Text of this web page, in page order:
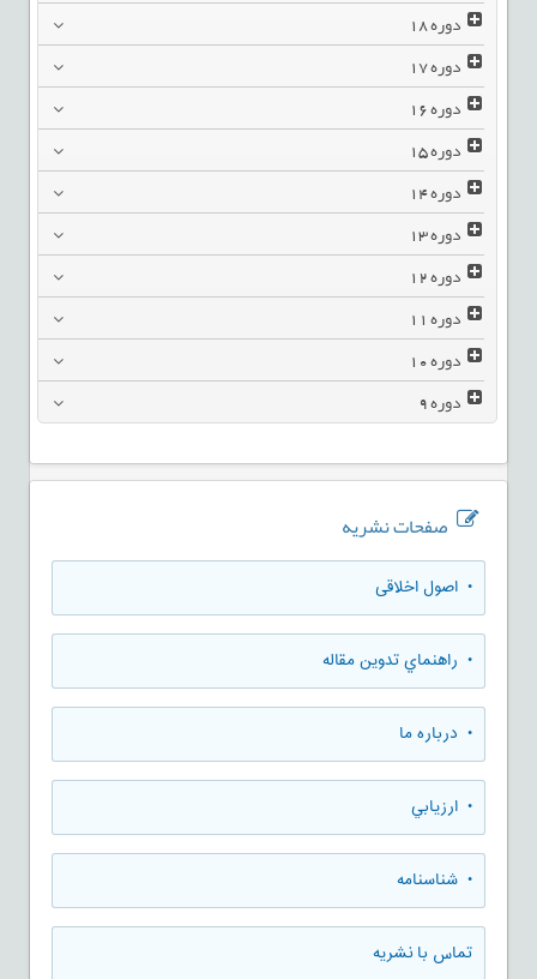
دوره18
دوره17
دوره16
دوره15
دوره14
دوره13
دوره12
دوره11
دوره10
دوره9
صفحات نشریه
• اصول اخلاقی
• راهنماي تدوين مقاله
• درباره ما
• ارزيابي
• شناسنامه
تماس با نشریه